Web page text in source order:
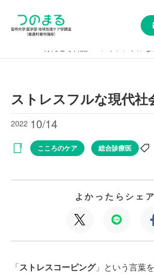
ストレスフルな現代
2022 10/14
こころのケア 総合診療医
よかったらシェ
「ストレスコーピング」という言葉